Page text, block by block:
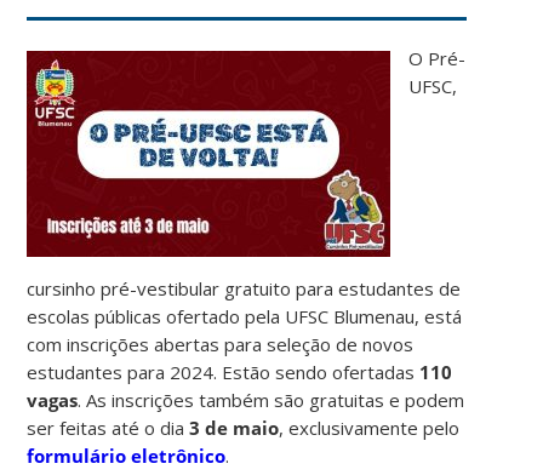
O Pré-
UFSC,
cursinho pré-vestibular gratuito para estudantes de
escolas públicas ofertado pela UFSC Blumenau, está
com inscrições abertas para seleção de novos
estudantes para 2024. Estão sendo ofertadas 110
vagas. As inscrições também são gratuitas e podem
ser feitas até o dia3 de maio, exclusivamente pelo
formulário eletrônico.